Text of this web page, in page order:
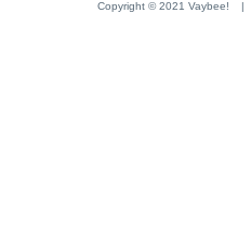
Copyright © 2021 Vaybee! |